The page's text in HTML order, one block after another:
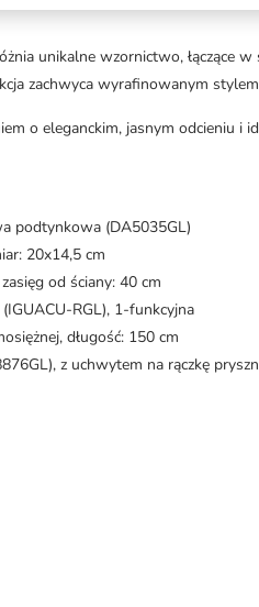
unikalne wzornictwo, łączące
zachwyca wyrafinowanym
o eleganckim, jasnym odcieniu i
podtynkowa (DA5035GL)
20x14,5 cm
od ściany: 40 cm
RGL), 1-funkcyjna
długość: 150 cm
z uchwytem na rączkę